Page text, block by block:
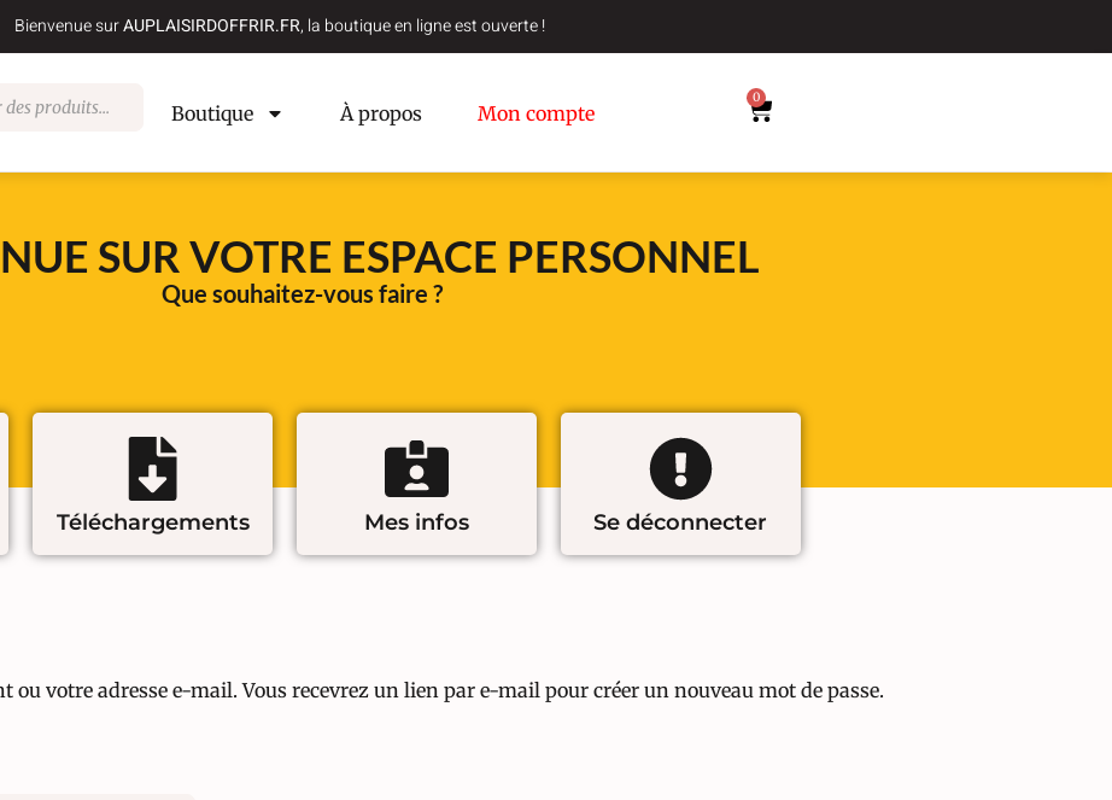
Bienvenue surAUPLAISIRDOFFRIR.FR, la boutique en ligne est ouverte !
Boutique À propos Mon compte
0
SUR VOTRE ESPACE PERSONNEL
Que souhaitez-vous faire ?
Téléchargements Mes infos Se déconnecter
votre adresse e-mail. Vous recevrez un lien par e-mail pour créer un nouveau mot de passe.